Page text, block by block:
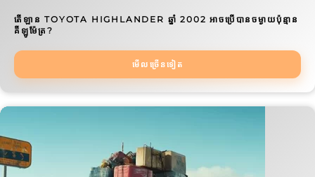
តើឡាន TOYOTA HIGHLANDER ឆ្នាំ 2002 អាចប្រើបានចម្ងាយប៉ុន្មាន
គីឡូម៉ែត្រ?
មើលច្រើនទៀត